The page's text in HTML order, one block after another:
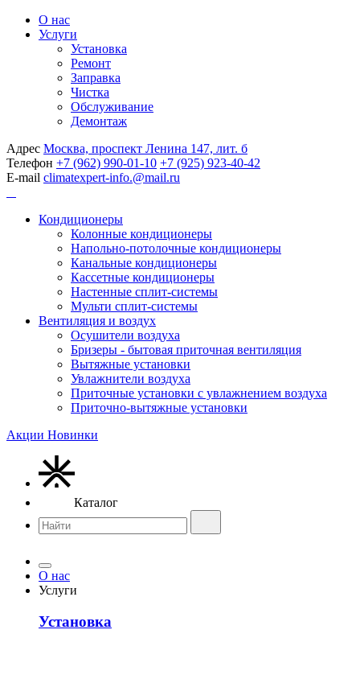
О нас
Услуги
Установка
Ремонт
Заправка
Чистка
Обслуживание
Демонтаж
Адрес Москва, проспект Ленина 147, лит. б
Телефон +7 (962) 990-01-10 +7 (925) 923-40-42
E-mail climatexpert-info.@mail.ru
Кондиционеры
Колонные кондиционеры
Напольно-потолочные кондиционеры
Канальные кондиционеры
Кассетные кондиционеры
Настенные сплит-системы
Мульти сплит-системы
Вентиляция и воздух
Осушители воздуха
Бризеры - бытовая приточная вентиляция
Вытяжные установки
Увлажнители воздуха
Приточные установки с увлажнением воздуха
Приточно-вытяжные установки
Акции Новинки
Каталог
О нас
Услуги
Установка